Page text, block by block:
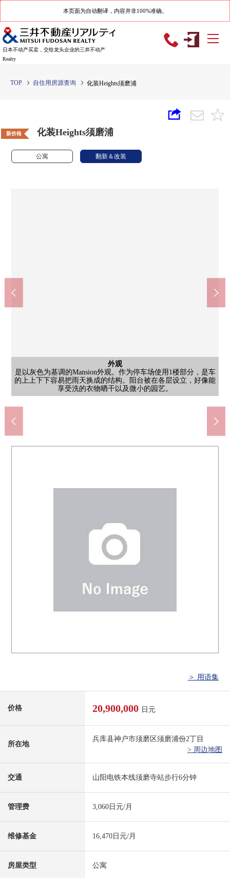
本页面为自动翻译，内容并非100%准确。
日本不动产买卖，交给龙头企业的三井不动产
Realty
TOP 自住用房源查询 化装Heights须磨浦
新价格 化装Heights须磨浦
公寓 翻新＆改装
外观
是以灰色为基调的Mansion外观。作为停车场使用1楼部分，是车
的上上下下容易把雨天换成的结构。阳台被在各层设立，好像能
享受洗的衣物晒干以及微小的园艺。
客厅
柔软的自然光从大的窗充分插进去，客厅和餐厅是有一体感的开
放性的空间。亮的木纹的地板和天然的室内装饰让想像成熟稳重
的生活。
客厅
天然的木纹的地板和白色的墙在室内明亮地柔软的气氛正上演，
享受用餐，是沙发，并且能想像舒畅的时间。内部有能用拉门准
备好的西式房间，好像在多用途可以使用。
客厅
是客厅和木纹风格的组合厨房成为一体的空间。厨房是工作空间
收纳广泛地丰富，并且容易把每天的烹调换成的印象。是能和家
族以及朋友渡过宽松的时间的空间设计。
厨房
木纹风格的门是让感到温暖的组合厨房。收纳上部、下部都丰
富，并且烹调器具以及餐具也和感觉清醒平息。
公共汽车
天然的木纹风格面板是印象深刻的浴室。宽松的浴缸为治疗1日的
疲劳有足够的面积，扶手从属于，并且放心，好像能洗澡。
洗脸
有三面镜的盥洗台有收纳力，是感到干净的感的空间。上演木纹
风格的地板和门柔软的气氛，好像能舒适地进行早晨的打扮以及
回家之后的洗手。
厕所
墙帐单的收纳搁板被设立，看不见的地方能整理日用品或者打扫
用具。也被在温水冲洗马桶座或者壁面遥控等的易用性考虑的设
备正准备。
西式房间
西式房间
西式房间
亮的木纹风格的拉门和地板调和的室内。有壁橱，并且有收纳
力，也能作为卧室以及工作区活用。
西式房间
是两面派采光的亮的西式房间。从大的窗充分进入自然光，日
中，不使用照明而有几乎能渡过的开放感觉。柔软的光隔着窗帘
插进去，是能渡过放松的时间的印象。
西式房间
是自然光把充分从大的窗插进去的亮的室内。一边为面向阳台观
察外面的风景以及绿的山脉，一边能渡过宽松的时间。
西式房间
是自然光把充分从大的扫出窗插进去的亮的西式房间。面向阳
台，一边观察外面的风景，一边能渡过有开放感觉的时间。也容
易做家具的配置，能想像卧室或者书斋等的多种多样的用法。
收纳
有纵深的壁橱被在自然光充分插进去的亮的室内大的窗设立。为
具有衣架管子和搁板容易举行衣服以及小东西的清理，能和感觉
清醒保持生活空间。
门口
木纹风格的鞋柜被在壁面设定，收纳力能和感觉清醒高高保持门
口周围。走廊正一直地延长至内部，是到复数的包房以及水周围
的交通容易做的构成。
阳台
是南西的阳台。隔着玻璃扶手到街景以及远处的山脉瞭望，有开
放感觉。晒衣架金属零件也被设置，晴朗的日，放椅子，舒畅，
也好像能享受园艺。
其他
被在入口附近设置的智能快递柜为甚至不在时行李的领取做好好
像也能到忙的每一天放心。隔壁有公告牌，能确认管理信息以及
通知，居民之间的信息共享也顺利。
入口
是Mansion的入口和停车场的样子。平面停车位被在用地里确保，
是容易把车的进出换成的配置。入口周围被用种植和砖整理，是
也来客时易懂的印象。
其他
有屋顶的非机动车停放处被准备，一边保护自行车以及摩托车不
受雨侵害，一边能保管。为被每隔区划整理容易把进出换成的印
象。附近有建筑物的室外楼梯，是也便于移动以及行李的搬运的
配置。
Coop小型须磨寺(约845m)
步行11分钟。
Coop须磨(约823m)
步行11分钟。
＞ 用语集
价格 20,900,000 日元
所在地
兵库县神户市须磨区须磨浦份2丁目
> 周边地图
交通 山阳电铁本线须磨寺站步行6分钟
管理费 3,060日元/月
维修基金 16,470日元/月
房屋类型 公寓